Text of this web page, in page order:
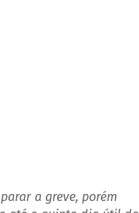
a greve, porém